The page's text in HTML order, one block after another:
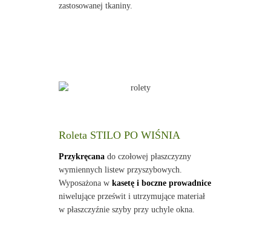
zastosowanej tkaniny.
Roleta STILO PO WIŚNIA
Przykręcanado czołowej płaszczyzny
wymiennych listew przyszybowych.
Wyposażona w kasetę i boczne prowadnice
niwelujące prześwit i utrzymujące materiał
w płaszczyźnie szyby przy uchyle okna.